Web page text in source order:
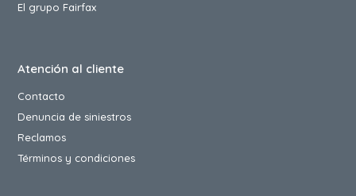
El grupo Fairfax
Atención al cliente
Contacto
Denuncia de siniestros
Reclamos
Términos y condiciones